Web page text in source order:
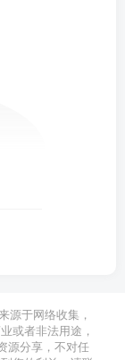
源于网络收集，
或者非法用途，
源分享，不对任